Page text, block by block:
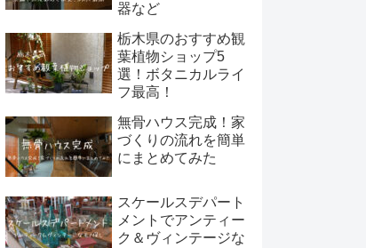
器など
栃木県のおすすめ観
葉植物ショップ5
選！ボタニカルライ
フ最高！
無骨ハウス完成！家
づくりの流れを簡単
にまとめてみた
スケールスデパート
メントでアンティー
ク＆ヴィンテージな